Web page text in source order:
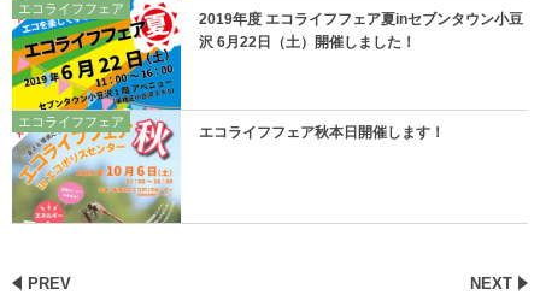
エコライフフェア
2019年度 エコライフフェア夏inセブンタウン小豆
沢 6月22日（土）開催しました！
エコライフフェア
エコライフフェア秋本日開催します！
PREV NEXT